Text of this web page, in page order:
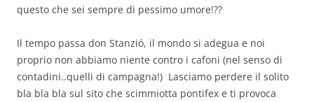
questo che sei sempre di pessimo umore!??
Il tempo passa don Stanzió, il mondo si adegua e noi
proprio non abbiamo niente contro i cafoni (nel senso di
contadini..quelli di campagna!) Lasciamo perdere il solito
bla bla bla sul sito che scimmiotta pontifex e ti provoca